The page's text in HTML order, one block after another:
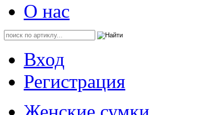
О нас
Вход
Регистрация